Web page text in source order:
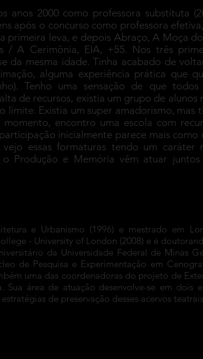
anos 2000 como professora substituta
após o concurso como professora
primeira leva, e depois Abraço, A Moça
/ A Cerimônia, EIA, +55. Nos três
da mesma idade. Tinha acabado de
alguma experiência prática que
Tenho uma sensação de que todos
de recursos, existia um grupo de alunos
limite. Existia um super amadorismo, mas
encontro uma escola com
inicialmente parece mais como
essas formaturas tendo um caráter
Produção e Memória vêm atuar juntos
e Urbanismo (1996) e mestrado em
- University of London (2008) e é
da Universidade Federal de Minas
de Pesquisa e Experimentação em
uma das coordenadoras do projeto de
área de atuação desenvolve-se em dois
de preservação desses acervos